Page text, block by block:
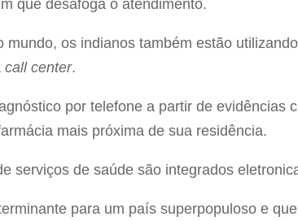
que desafoga o atendimento.
mundo, os indianos também estão utilizando
call center.
por telefone a partir de
mais próxima de sua residência.
serviços de saúde são integrados
para um país superpopuloso e